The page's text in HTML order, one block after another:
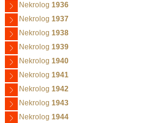
Nekrolog 1936
Nekrolog 1937
Nekrolog 1938
Nekrolog 1939
Nekrolog 1940
Nekrolog 1941
Nekrolog 1942
Nekrolog 1943
Nekrolog 1944